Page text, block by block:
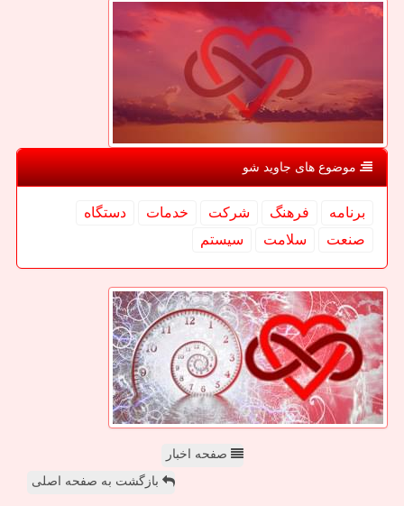
موضوع های جاوید شو
برنامه فرهنگ شركت خدمات
دستگاه
صنعت
سلامت سیستم
صفحه اخبار
بازگشت به صفحه اصلی